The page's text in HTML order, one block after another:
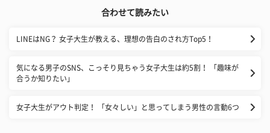
合わせて読みたい
LINEはNG？ 女子大生が教える、理想の告白のされ方Top5！
気になる男子のSNS、こっそり見ちゃう女子大生は約5割！ 「趣味が
合うか知りたい」
女子大生がアウト判定！ 「女々しい」と思ってしまう男性の言動6つ